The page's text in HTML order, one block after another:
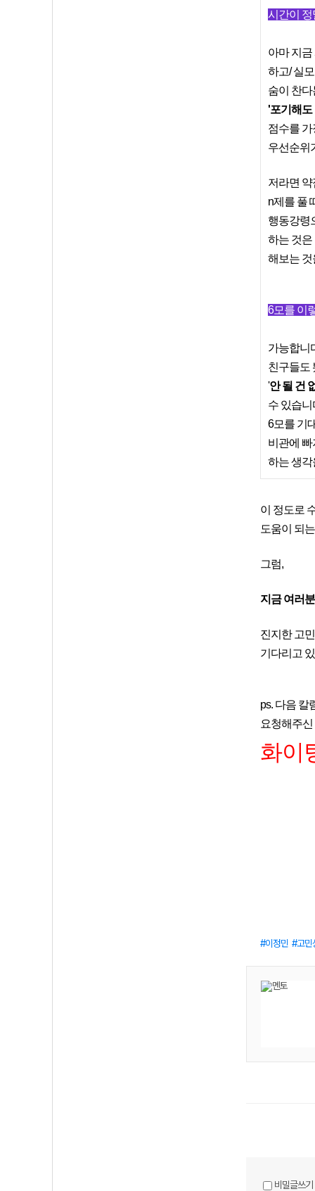
시간이 정
아마 지
하고/ 실
숨이 찬
'포기해도
점수를
우선순위
저라면
n제를 풀
행동강령
하는 것은
해보는 것
6모를 이
가능합니
친구들도
'안 될 건
수 있습
6모를 기
비관에 빠
하는 생각
이 정도로
도움이 되
그럼,
지금 여러
진지한 고
기다리고
ps. 다음 칼
요청해주
화이
이정민 고민
비밀글쓰기